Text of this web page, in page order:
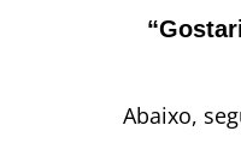
Abaixo,